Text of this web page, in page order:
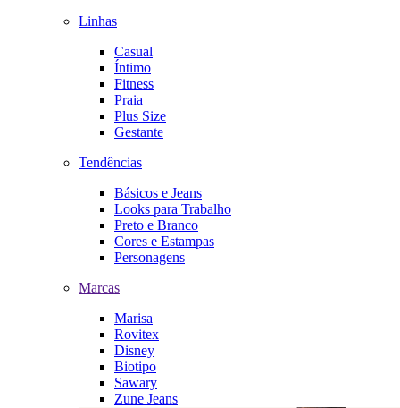
Linhas
Casual
Íntimo
Fitness
Praia
Plus Size
Gestante
Tendências
Básicos e Jeans
Looks para Trabalho
Preto e Branco
Cores e Estampas
Personagens
Marcas
Marisa
Rovitex
Disney
Biotipo
Sawary
Zune Jeans